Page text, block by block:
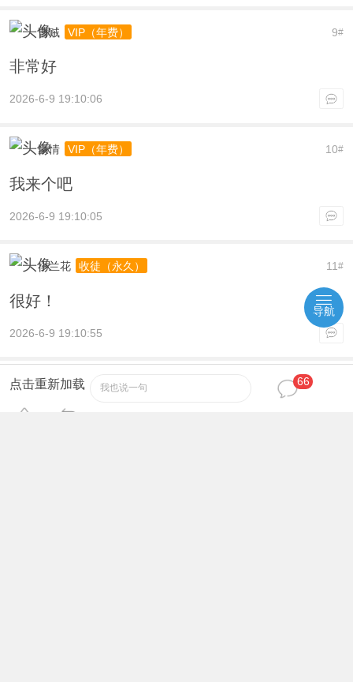
9#
曹贼 VIP（年费）
非常好
2026-6-9 19:10:06
10#
豪情 VIP（年费）
我来个吧
2026-6-9 19:10:05
11#
小兰花 收徒（永久）
很好！
2026-6-9 19:10:55
cnm VIP（年费）
鼎力支持！！
点击重新加载 我也说一句
66
导航